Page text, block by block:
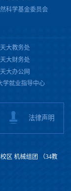
科学基金委员会
天大教务处
天大财务处
天大办公网
学就业指导中心
法律声明
区 机械组团 （34教